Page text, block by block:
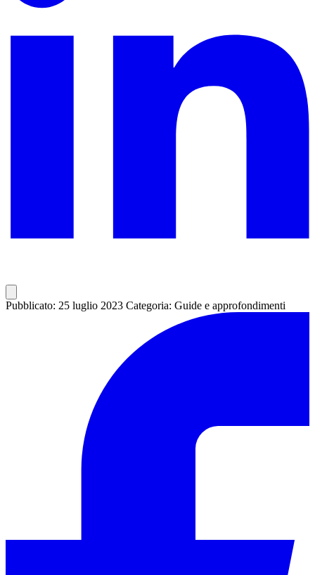
Pubblicato: 25 luglio 2023 Categoria: Guide e approfondimenti